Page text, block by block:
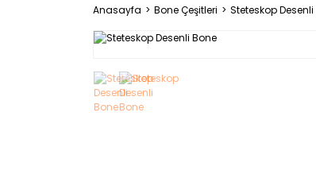
Anasayfa Bone Çeşitleri
Steteskop